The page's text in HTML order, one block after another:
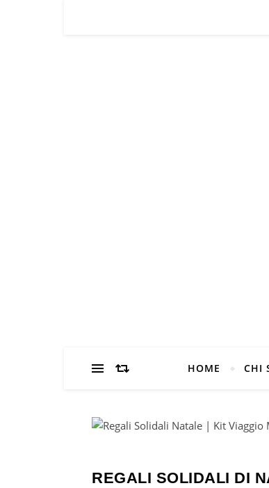
HOME CHI
REGALI SOLIDALI DI